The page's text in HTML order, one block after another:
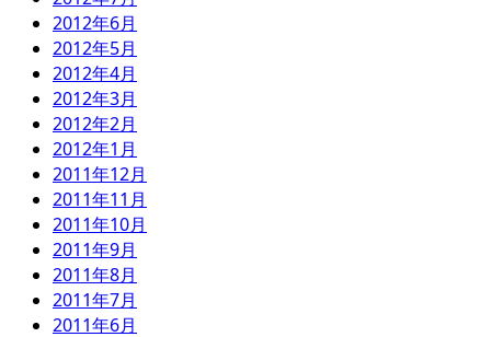
2012年6月
2012年5月
2012年4月
2012年3月
2012年2月
2012年1月
2011年12月
2011年11月
2011年10月
2011年9月
2011年8月
2011年7月
2011年6月